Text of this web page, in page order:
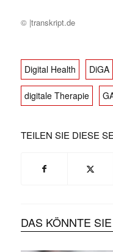
© |transkript.de
Digital Health DiGA
digitale Therapie
TEILEN SIE DIESE
DAS KÖNNTE